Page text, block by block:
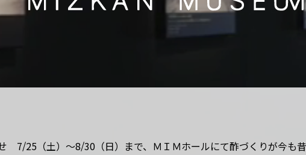
7/25（土）～8/30（日）まで、ＭＩＭホールにて酢づくりが今も